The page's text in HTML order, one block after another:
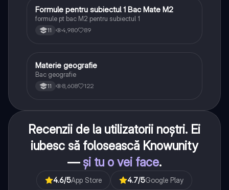
Matematică
Formule pentru subiectul 1 Bac Mate M2
formule pt bac M2 pentru subiectul 1
11 4,980 89
Geografie
Materie geografie
Bac geografie
11 8,608 122
Recenzii de la utilizatorii noștri. Ei
iubesc să folosească Knowunity
— și tu o vei face.
4.6/5App Store 4.7/5Google Play